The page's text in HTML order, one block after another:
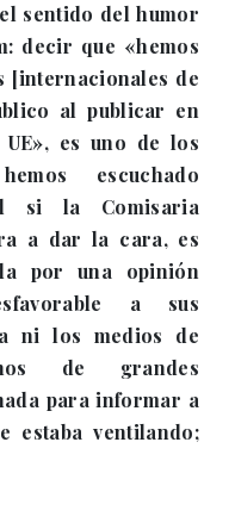
sentido del humor
decir que «hemos
[internacionales de
al publicar en
es uno de los
escuchado
si la Comisaria
a dar la cara, es
por una opinión
a sus
ni los medios de
de grandes
para informar a
estaba ventilando;